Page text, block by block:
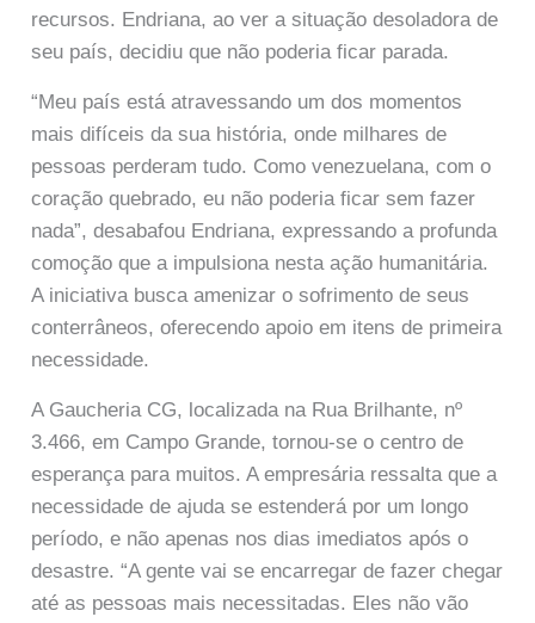
recursos. Endriana, ao ver a situação desoladora de
seu país, decidiu que não poderia ficar parada.
“Meu país está atravessando um dos momentos
mais difíceis da sua história, onde milhares de
pessoas perderam tudo. Como venezuelana, com o
coração quebrado, eu não poderia ficar sem fazer
nada”, desabafou Endriana, expressando a profunda
comoção que a impulsiona nesta ação humanitária.
A iniciativa busca amenizar o sofrimento de seus
conterrâneos, oferecendo apoio em itens de primeira
necessidade.
A Gaucheria CG, localizada na Rua Brilhante, nº
3.466, em Campo Grande, tornou-se o centro de
esperança para muitos. A empresária ressalta que a
necessidade de ajuda se estenderá por um longo
período, e não apenas nos dias imediatos após o
desastre. “A gente vai se encarregar de fazer chegar
até as pessoas mais necessitadas. Eles não vão